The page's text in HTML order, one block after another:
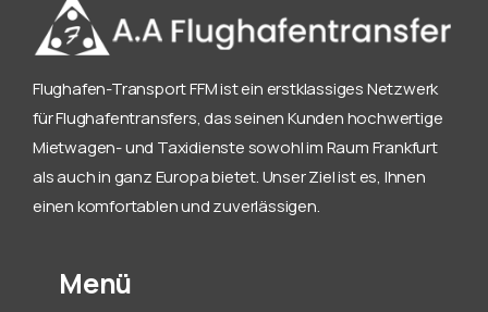
Flughafen-Transport FFM ist ein erstklassiges Netzwerk
für Flughafentransfers, das seinen Kunden hochwertige
Mietwagen- und Taxidienste sowohl im Raum Frankfurt
als auch in ganz Europa bietet. Unser Ziel ist es, Ihnen
einen komfortablen und zuverlässigen.
Menü